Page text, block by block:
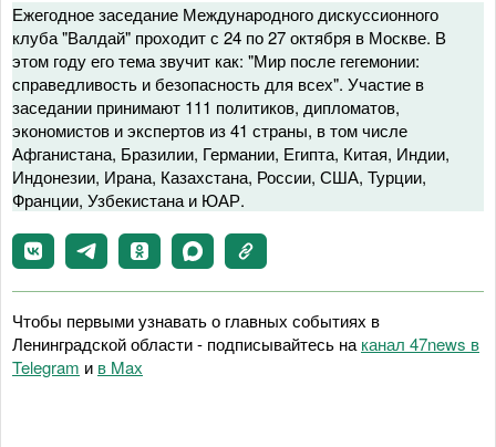
Ежегодное заседание Международного дискуссионного
клуба "Валдай" проходит с 24 по 27 октября в Москве. В
этом году его тема звучит как: "Мир после гегемонии:
справедливость и безопасность для всех". Участие в
заседании принимают 111 политиков, дипломатов,
экономистов и экспертов из 41 страны, в том числе
Афганистана, Бразилии, Германии, Египта, Китая, Индии,
Индонезии, Ирана, Казахстана, России, США, Турции,
Франции, Узбекистана и ЮАР.
Чтобы первыми узнавать о главных событиях в
Ленинградской области - подписывайтесь на канал 47news в
Telegram и в Maх